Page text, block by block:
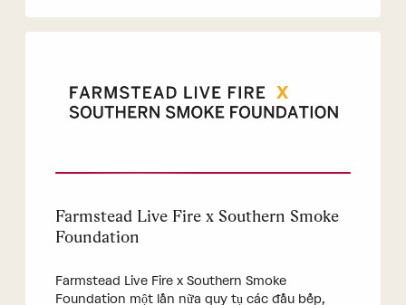
Farmstead Live Fire x Southern Smoke
Foundation
Farmstead Live Fire x Southern Smoke
Foundation một lần nữa quy tụ các đầu bếp,